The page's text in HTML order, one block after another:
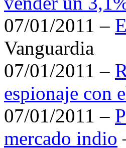
07/01/2011 –
Vanguardia
07/01/2011 –
espionaje con
07/01/2011 –
mercado indio